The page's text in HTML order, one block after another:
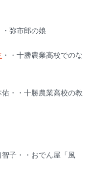
弥市郎の娘
・・十勝農業高校でのな
・・十勝農業高校の教
子・・おでん屋「風